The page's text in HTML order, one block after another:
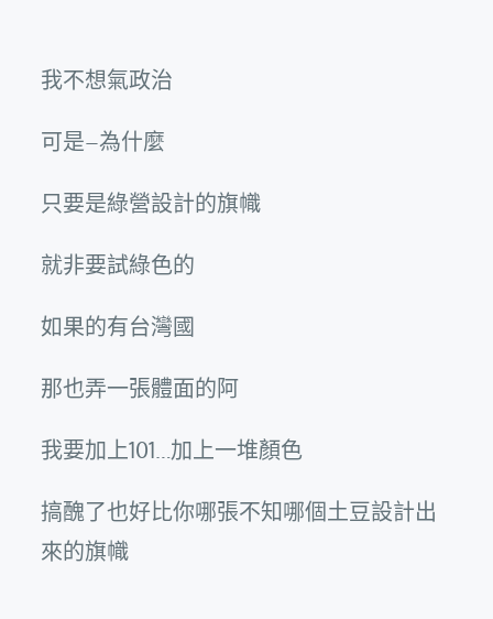
我不想氣政治
可是–為什麼
只要是綠營設計的旗幟
就非要試綠色的
如果的有台灣國
那也弄一張體面的阿
我要加上101…加上一堆顏色
搞醜了也好比你哪張不知哪個土豆設計出
來的旗幟